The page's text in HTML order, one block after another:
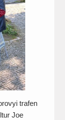
trafen
Joe